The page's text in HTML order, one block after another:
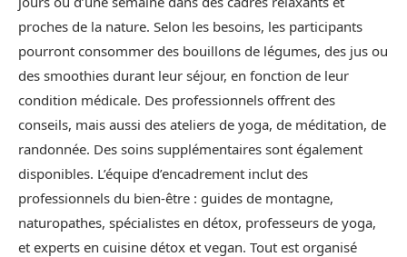
proches de la nature. Selon les besoins, les participants
pourront consommer des bouillons de légumes, des jus ou
des smoothies durant leur séjour, en fonction de leur
condition médicale. Des professionnels offrent des
conseils, mais aussi des ateliers de yoga, de méditation, de
randonnée. Des soins supplémentaires sont également
disponibles. L’équipe d’encadrement inclut des
professionnels du bien-être : guides de montagne,
naturopathes, spécialistes en détox, professeurs de yoga,
et experts en cuisine détox et vegan. Tout est organisé